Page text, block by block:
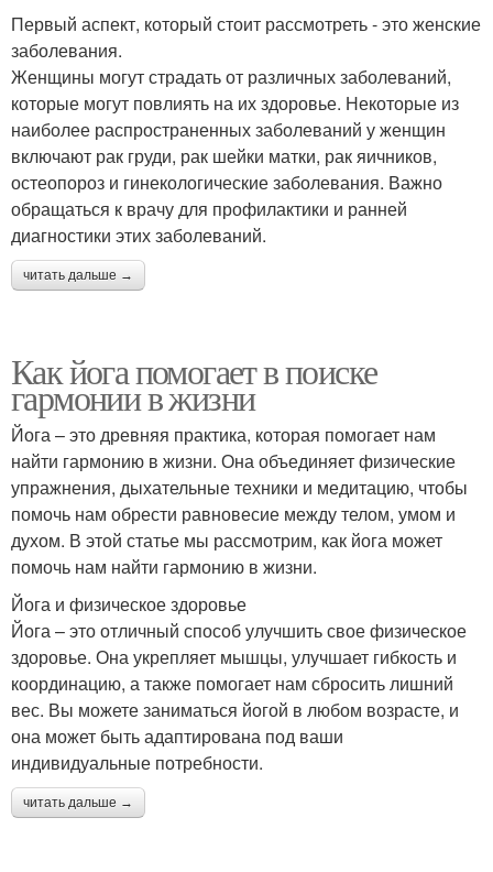
Первый аспект, который стоит рассмотреть - это женские
заболевания.
Женщины могут страдать от различных заболеваний,
которые могут повлиять на их здоровье. Некоторые из
наиболее распространенных заболеваний у женщин
включают рак груди, рак шейки матки, рак яичников,
остеопороз и гинекологические заболевания. Важно
обращаться к врачу для профилактики и ранней
диагностики этих заболеваний.
читать дальше →
Как йога помогает в поиске
гармонии в жизни
Йога – это древняя практика, которая помогает нам
найти гармонию в жизни. Она объединяет физические
упражнения, дыхательные техники и медитацию, чтобы
помочь нам обрести равновесие между телом, умом и
духом. В этой статье мы рассмотрим, как йога может
помочь нам найти гармонию в жизни.
Йога и физическое здоровье
Йога – это отличный способ улучшить свое физическое
здоровье. Она укрепляет мышцы, улучшает гибкость и
координацию, а также помогает нам сбросить лишний
вес. Вы можете заниматься йогой в любом возрасте, и
она может быть адаптирована под ваши
индивидуальные потребности.
читать дальше →